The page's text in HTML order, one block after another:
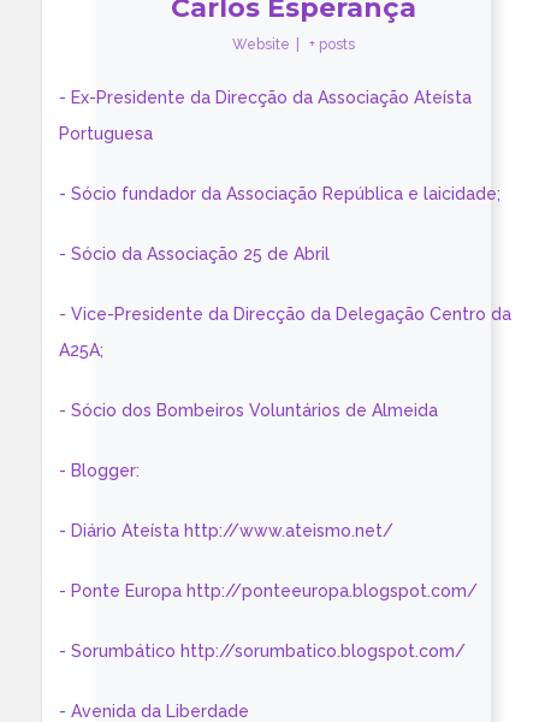
Carlos Esperança
Website + posts
- Ex-Presidente da Direcção da Associação Ateísta
Portuguesa
- Sócio fundador da Associação República e laicidade;
- Sócio da Associação 25 de Abril
- Vice-Presidente da Direcção da Delegação Centro da
A25A;
- Sócio dos Bombeiros Voluntários de Almeida
- Blogger:
- Diário Ateísta http://www.ateismo.net/
- Ponte Europa http://ponteeuropa.blogspot.com/
- Sorumbático http://sorumbatico.blogspot.com/
- Avenida da Liberdade